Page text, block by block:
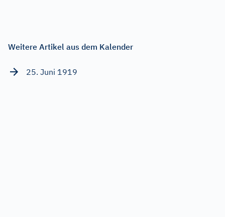
Weitere Artikel aus dem Kalender
25. Juni 1919